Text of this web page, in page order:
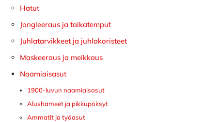
Hatut
Jongleeraus ja taikatemput
Juhlatarvikkeet ja juhlakoristeet
Maskeeraus ja meikkaus
Naamiaisasut
1900-luvun naamiaisasut
Alushameet ja pikkupöksyt
Ammatit ja työasut